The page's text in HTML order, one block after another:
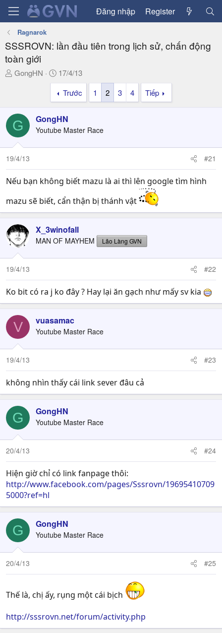
Đăng nhập Register
Ragnarok
SSSROVN: lần đầu tiên trong lịch sử, chấn động
toàn giới
T
a
d
s
t
a
t
e
r
GongHN
N
g
à
y
g
ử
i
17/4/13
Trước
1 2 3 4 Tiếp
G GongHN
Youtube Master Race
19/4/13 #21
Nếu bạn không biết mazu là ai thì lên google tìm hình
mazu sẽ biết, cẩn thận bị thánh vật
X_3winofall
MAN OF MAYHEM Lão Làng GVN
19/4/13 #22
Ko bit có ra j ko đây ? Hay lại ăn gạch như mấy sv kia
V vuasamac
Youtube Master Race
19/4/13 #23
không nhìn thấy cái link sever đâu cả
G GongHN
Youtube Master Race
20/4/13 #24
Hiện giờ chỉ có link fanpage thôi:
http://www.facebook.com/pages/Sssrovn/19695410709
5000?ref=hl
G GongHN
Youtube Master Race
20/4/13 #25
Thế là, chị ấy, rụng một cái bịch
http://sssrovn.net/forum/activity.php